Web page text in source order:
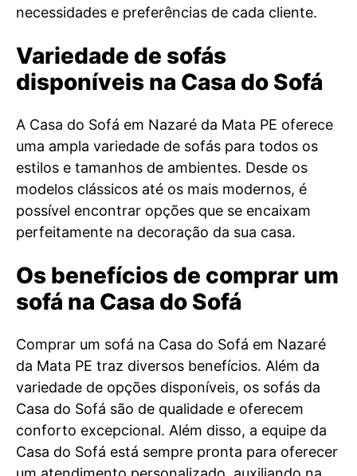
necessidades e preferências de cada cliente.
Variedade de sofás
disponíveis na Casa do Sofá
A Casa do Sofá em Nazaré da Mata PE oferece
uma ampla variedade de sofás para todos os
estilos e tamanhos de ambientes. Desde os
modelos clássicos até os mais modernos, é
possível encontrar opções que se encaixam
perfeitamente na decoração da sua casa.
Os benefícios de comprar um
sofá na Casa do Sofá
Comprar um sofá na Casa do Sofá em Nazaré
da Mata PE traz diversos benefícios. Além da
variedade de opções disponíveis, os sofás da
Casa do Sofá são de qualidade e oferecem
conforto excepcional. Além disso, a equipe da
Casa do Sofá está sempre pronta para oferecer